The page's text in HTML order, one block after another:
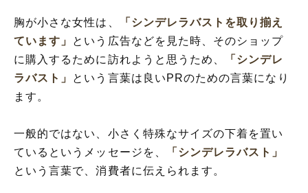
胸が小さな女性は、
「シンデレラバストを取り揃え
ています」 という広告などを見た時、そのショップ
に購入するために訪れようと思うため、
「シンデレ
ラバスト」 という言葉は良いPRのための言葉になり
ます。
一般的ではない、小さく特殊なサイズの下着を置い
ているというメッセージを、
「シンデレラバスト」
という言葉で、消費者に伝えられます。